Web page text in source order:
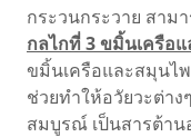
กระวนกระวาย สาม
กลไกที่ 3 ขมิ้นเครือ
ขมิ้นเครือและสมุนไ
ช่วยทำให้อวัยวะต่าง
สมบูรณ์ เป็นสารต้า